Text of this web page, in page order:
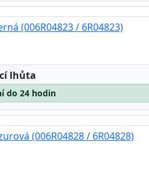
(006R04823 / 6R04823)
lhůta
do 24 hodin
(006R04828 / 6R04828)